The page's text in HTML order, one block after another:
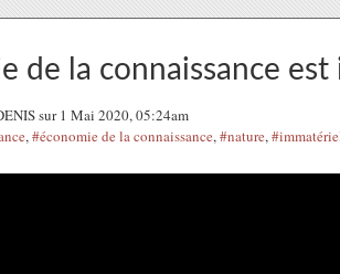
de la connaissance
sur 1 Mai 2020, 05:24am
,#économie de la connaissance,#nature,